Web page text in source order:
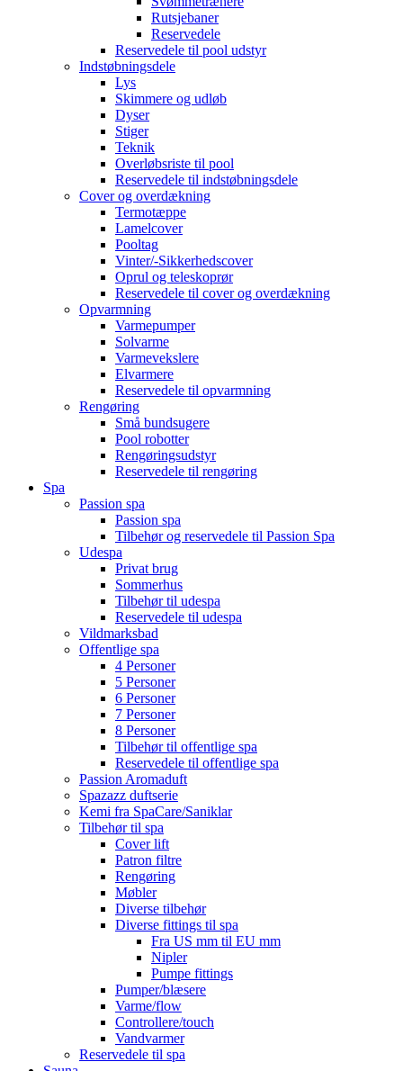
Rutsjebaner
Reservedele
Reservedele til pool udstyr
Indstøbningsdele
Lys
Skimmere og udløb
Dyser
Stiger
Teknik
Overløbsriste til pool
Reservedele til indstøbningsdele
Cover og overdækning
Termotæppe
Lamelcover
Pooltag
Vinter/-Sikkerhedscover
Oprul og teleskoprør
Reservedele til cover og overdækning
Opvarmning
Varmepumper
Solvarme
Varmevekslere
Elvarmere
Reservedele til opvarmning
Rengøring
Små bundsugere
Pool robotter
Rengøringsudstyr
Reservedele til rengøring
Spa
Passion spa
Passion spa
Tilbehør og reservedele til Passion Spa
Udespa
Privat brug
Sommerhus
Tilbehør til udespa
Reservedele til udespa
Vildmarksbad
Offentlige spa
4 Personer
5 Personer
6 Personer
7 Personer
8 Personer
Tilbehør til offentlige spa
Reservedele til offentlige spa
Passion Aromaduft
Spazazz duftserie
Kemi fra SpaCare/Saniklar
Tilbehør til spa
Cover lift
Patron filtre
Rengøring
Møbler
Diverse tilbehør
Diverse fittings til spa
Fra US mm til EU mm
Nipler
Pumpe fittings
Pumper/blæsere
Varme/flow
Controllere/touch
Vandvarmer
Reservedele til spa